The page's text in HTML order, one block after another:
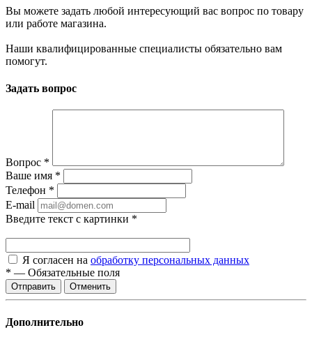
Вы можете задать любой интересующий вас вопрос по товару
или работе магазина.
Наши квалифицированные специалисты обязательно вам
помогут.
Задать вопрос
Вопрос *
Ваше имя *
Телефон *
E-mail
Введите текст с картинки *
Я согласен на обработку персональных данных
* — Обязательные поля
Отменить
Дополнительно